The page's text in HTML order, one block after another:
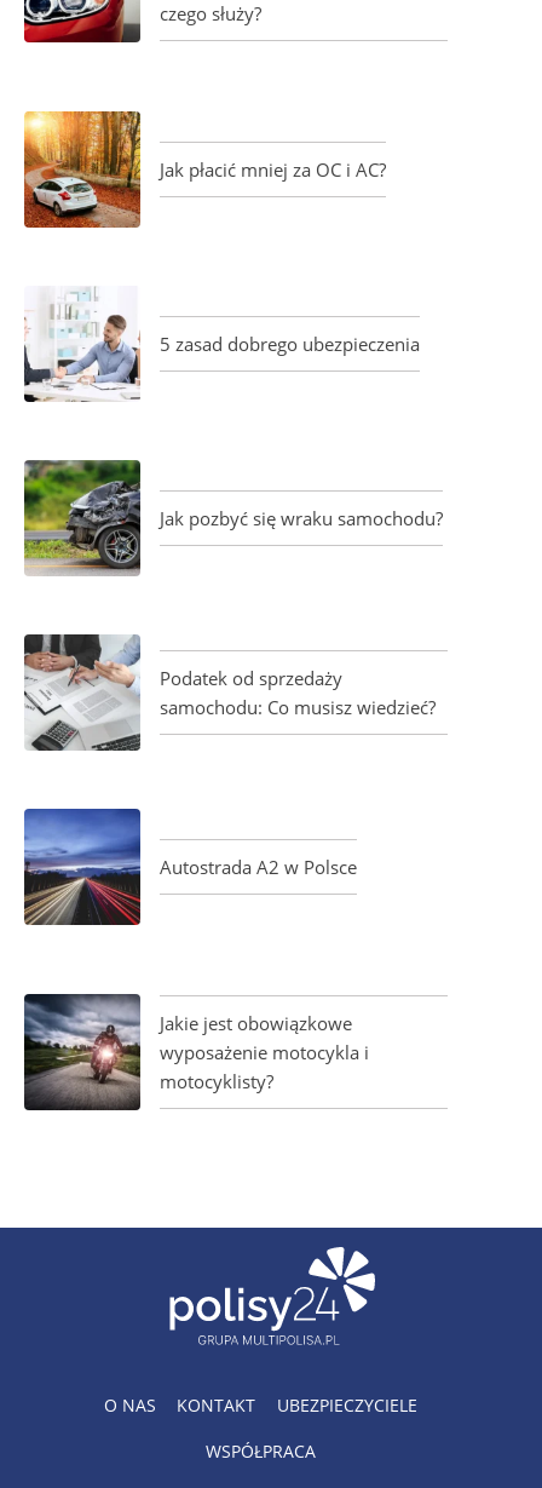
czego służy?
Jak płacić mniej za OC i AC?
5 zasad dobrego ubezpieczenia
Jak pozbyć się wraku samochodu?
Podatek od sprzedaży
samochodu: Co musisz wiedzieć?
Autostrada A2 w Polsce
Jakie jest obowiązkowe
wyposażenie motocykla i
motocyklisty?
O NAS KONTAKT UBEZPIECZYCIELE
WSPÓŁPRACA